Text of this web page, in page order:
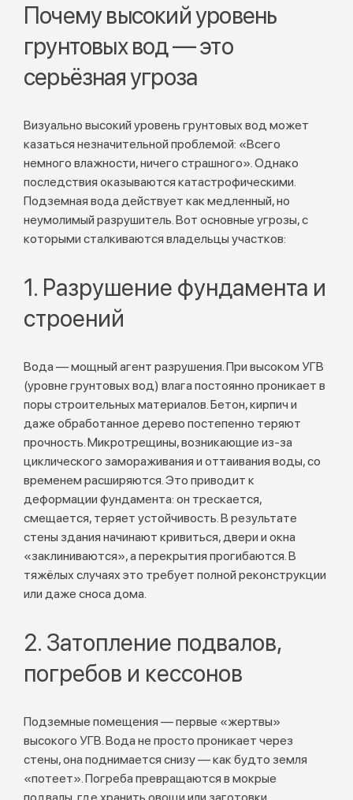
Почему высокий уровень
грунтовых вод — это
серьёзная угроза
Визуально высокий уровень грунтовых вод может
казаться незначительной проблемой: «Всего
немного влажности, ничего страшного». Однако
последствия оказываются катастрофическими.
Подземная вода действует как медленный, но
неумолимый разрушитель. Вот основные угрозы, с
которыми сталкиваются владельцы участков:
1. Разрушение фундамента и
строений
Вода — мощный агент разрушения. При высоком УГВ
(уровне грунтовых вод) влага постоянно проникает в
поры строительных материалов. Бетон, кирпич и
даже обработанное дерево постепенно теряют
прочность. Микротрещины, возникающие из-за
циклического замораживания и оттаивания воды, со
временем расширяются. Это приводит к
деформации фундамента: он трескается,
смещается, теряет устойчивость. В результате
стены здания начинают кривиться, двери и окна
«заклиниваются», а перекрытия прогибаются. В
тяжёлых случаях это требует полной реконструкции
или даже сноса дома.
2. Затопление подвалов,
погребов и кессонов
Подземные помещения — первые «жертвы»
высокого УГВ. Вода не просто проникает через
стены, она поднимается снизу — как будто земля
«потеет». Погреба превращаются в мокрые